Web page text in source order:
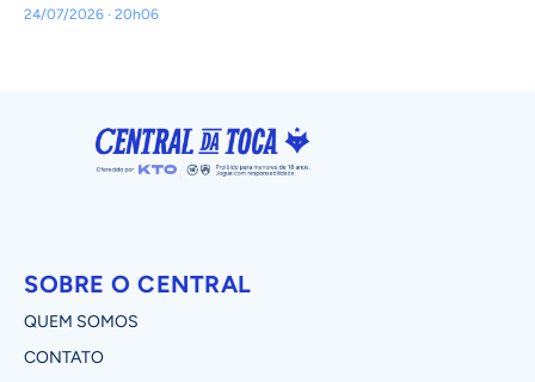
24/07/2026 · 20h06
SOBRE O CENTRAL
QUEM SOMOS
CONTATO